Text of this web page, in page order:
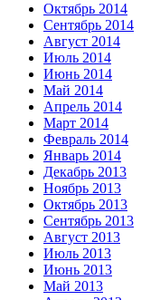
Октябрь 2014
Сентябрь 2014
Август 2014
Июль 2014
Июнь 2014
Май 2014
Апрель 2014
Март 2014
Февраль 2014
Январь 2014
Декабрь 2013
Ноябрь 2013
Октябрь 2013
Сентябрь 2013
Август 2013
Июль 2013
Июнь 2013
Май 2013